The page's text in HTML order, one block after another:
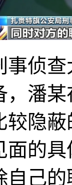
事侦
，潘
较隐
面的
自己